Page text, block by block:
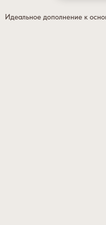
Идеальное дополнение к